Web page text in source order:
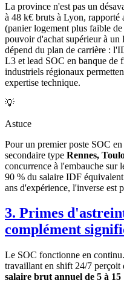
La province n'est pas un
à 48 k€ bruts à Lyon, rapporté
(panier logement plus faible
pouvoir d'achat supérieur à
dépend du plan de carrière :
L3 et lead SOC en banque de
industriels régionaux
expertise technique.
💡
Astuce
Pour un premier poste SOC
secondaire type Rennes,
concurrence à l'embauche sur
90 % du salaire IDF
ans d'expérience, l'inverse est
3. Primes
complément
Le SOC fonctionne en
travaillant en shift 24/7 perçoit
salaire brut annuel de 5 à 15